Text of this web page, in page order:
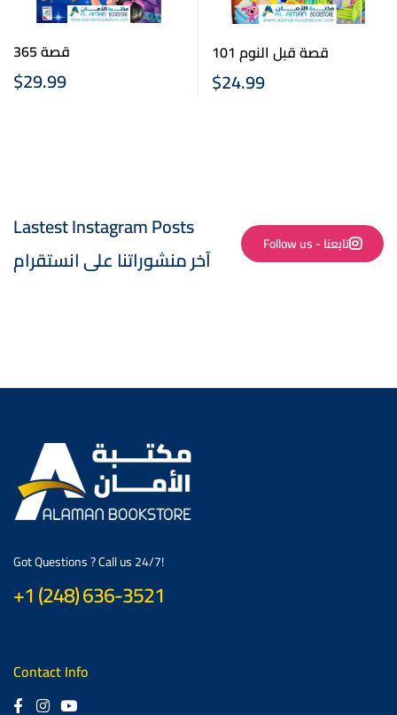
قصة 365
$29.99
101 قصة قبل النوم
$24.99
Lastest Instagram Posts
آخر منشوراتنا على انستقرام
Follow us - تابعنا
Got Questions ? Call us 24/7!
+1 (248) 636-3521
Contact Info